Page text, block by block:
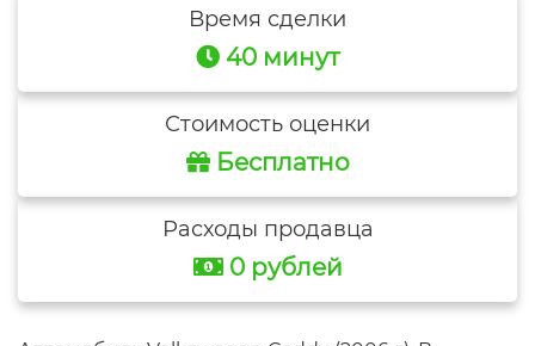
Время сделки
40 минут
Стоимость оценки
Бесплатно
Расходы продавца
0 рублей